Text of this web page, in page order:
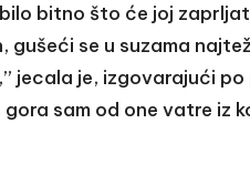
bitno što će joj
gušeći se u suzama
jecala je, izgovarajući
sam od one vatre iz